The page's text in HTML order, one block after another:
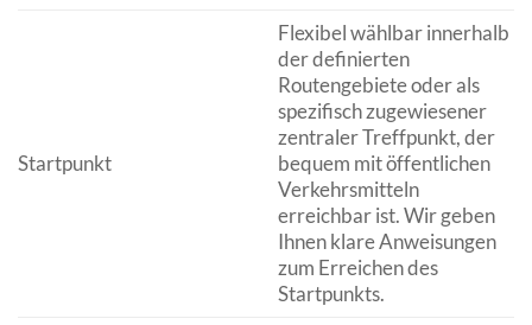
Startpunkt
Flexibel wählbar innerhalb
der definierten
Routengebiete oder als
spezifisch zugewiesener
zentraler Treffpunkt, der
bequem mit öffentlichen
Verkehrsmitteln
erreichbar ist. Wir geben
Ihnen klare Anweisungen
zum Erreichen des
Startpunkts.